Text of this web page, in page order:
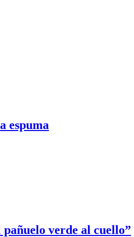
espuma
verde al cuello”